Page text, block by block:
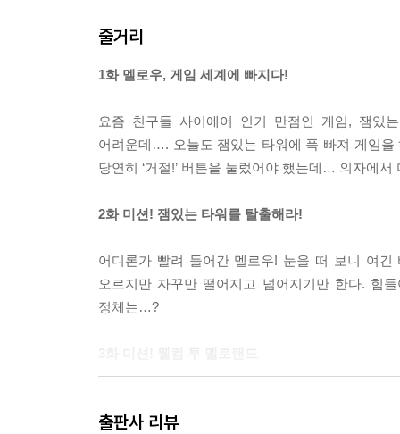
줄거리
1화 멜로우, 게임 세계에 빠지다!
요즘 친구들 사이에어 인기 만점인 게임, 잼있
어려운데…. 오늘도 잼있는 타워에 푹 빠져 게임을
당연히 ‘거절!’ 버튼을 눌렀어야 했는데… 의자에서
2화 미션! 잼있는 타워를 탈출해라!
어디론가 빨려 들어간 멜로우! 눈을 떠 보니 여
오르지만 자꾸만 떨어지고 넘어지기만 한다. 힘
정체는…?
뭔가 수상하다? 갑자기 비상 사이렌 소리가 들리
출판사 리뷰